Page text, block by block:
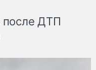
после ДТП